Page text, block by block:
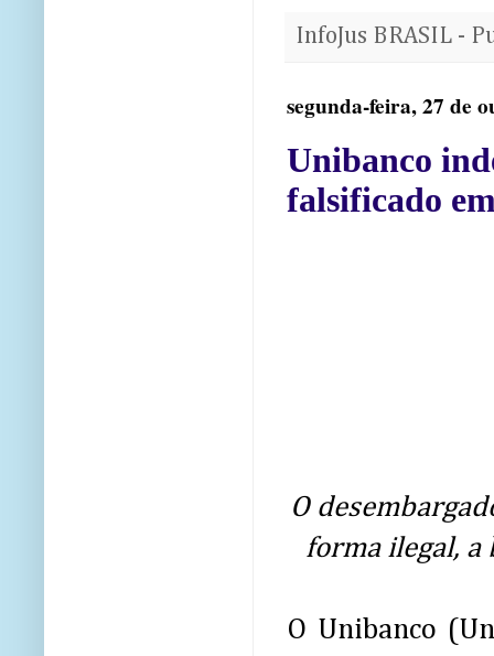
InfoJus BRASIL -
segunda-feira, 27 de
Unibanco
falsificado
O
forma ilegal, a
O Unibanco